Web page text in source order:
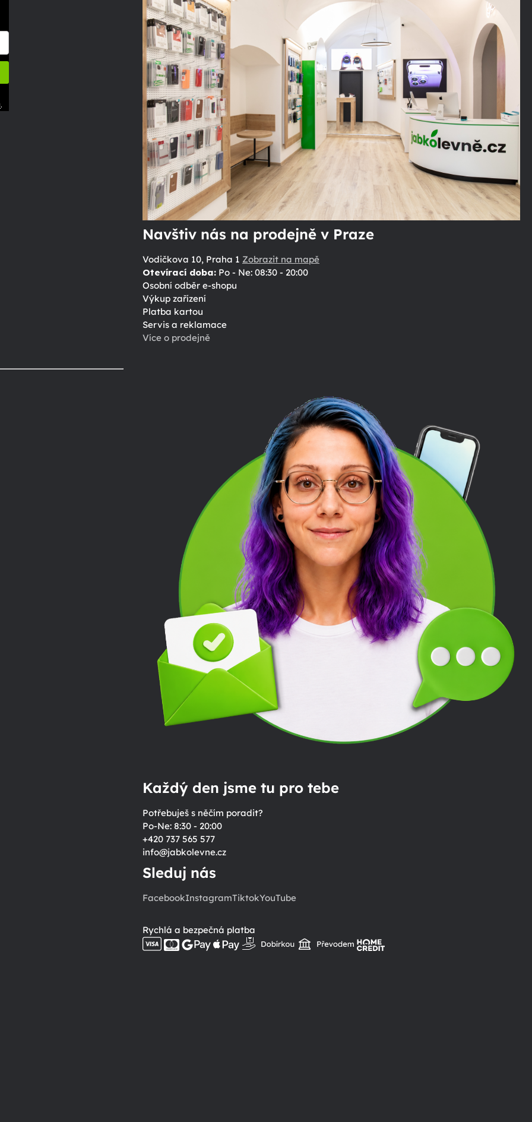
.
Navštiv nás na prodejně v Praze
Vodičkova 10, Praha 1 Zobrazit na mapě
Otevírací doba:Po - Ne: 08:30 - 20:00
Osobní odběr e-shopu
Výkup zařízení
Platba kartou
Servis a reklamace
Více o prodejně
Každý den jsme tu pro tebe
Potřebuješ s něčím poradit?
Po-Ne: 8:30 - 20:00
+420 737 565 577
info@jabkolevne.cz
Sleduj nás
FacebookInstagramTiktokYouTube
Rychlá a bezpečná platba